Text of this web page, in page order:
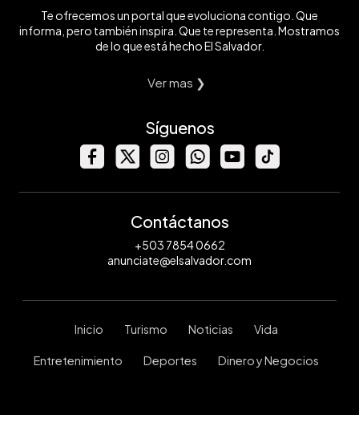
Te ofrecemos un portal que evoluciona contigo. Que
informa, pero también inspira. Que te representa. Mostramos
de lo que está hecho El Salvador.
Ver mas ❯
Síguenos
Contáctanos
+503 7854 0662
anunciate@elsalvador.com
Inicio Turismo Noticias Vida
Entretenimiento Deportes Dinero y Negocios